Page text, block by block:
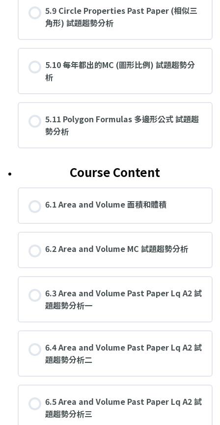
5.9 Circle Properties Past Paper (相似三
角形) 試題趨勢分析
5.10 每年都出的MC (圖形比例) 試題趨勢分
析
5.11 Polygon Formulas 多邊形公式 試題趨
勢分析
Course Content
6.1 Area and Volume 面積和體積
6.2 Area and Volume MC 試題趨勢分析
6.3 Area and Volume Past Paper Lq A2 試
題趨勢分析一
6.4 Area and Volume Past Paper Lq A2 試
題趨勢分析二
6.5 Area and Volume Past Paper Lq A2 試
題趨勢分析三